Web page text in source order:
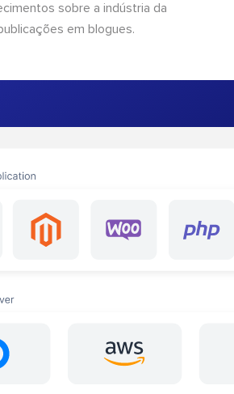
sobre a indústria da
em blogues.